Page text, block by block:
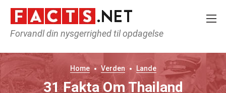
Forvandl din nysgerrighed til opdagelse
Home Verden Lande
31 Fakta Om Thailand